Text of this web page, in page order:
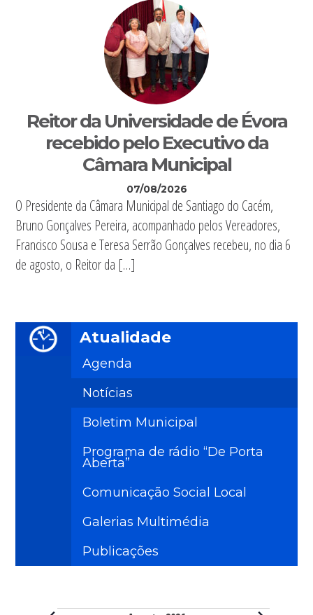
Reitor da Universidade de Évora
recebido pelo Executivo da
Câmara Municipal
07/08/2026
O Presidente da Câmara Municipal de Santiago do Cacém,
Bruno Gonçalves Pereira, acompanhado pelos Vereadores,
Francisco Sousa e Teresa Serrão Gonçalves recebeu, no dia 6
de agosto, o Reitor da […]
Atualidade
Agenda
Notícias
Boletim Municipal
Programa de rádio “De Porta
Aberta”
Comunicação Social Local
Galerias Multimédia
Publicações